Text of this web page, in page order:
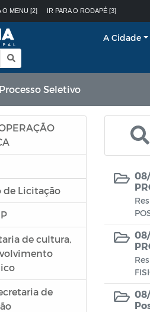
O MENU [2] IR PARA O RODAPÉ [3]
A Cidade
Processo Seletivo
de Licitação
de cultura,
de